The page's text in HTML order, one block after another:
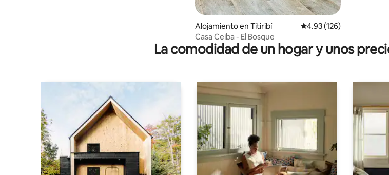
Alojamiento en Titiribí Calificación promedio:
4.93 (126)
Casa Ceiba - El Bosque
La comodidad de un hogar y unos